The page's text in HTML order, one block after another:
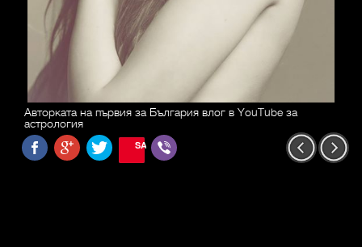
Авторката на първия за България влог в YouTube за
астрология
SAVE